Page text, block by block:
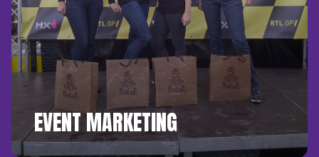
EVENT MARKETING